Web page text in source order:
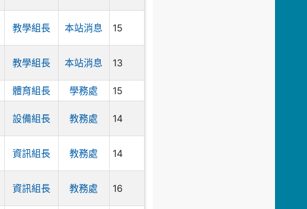
教學組長 本站消息 15
教學組長 本站消息 13
體育組長 學務處 15
設備組長 教務處 14
資訊組長 教務處 14
資訊組長 教務處 16